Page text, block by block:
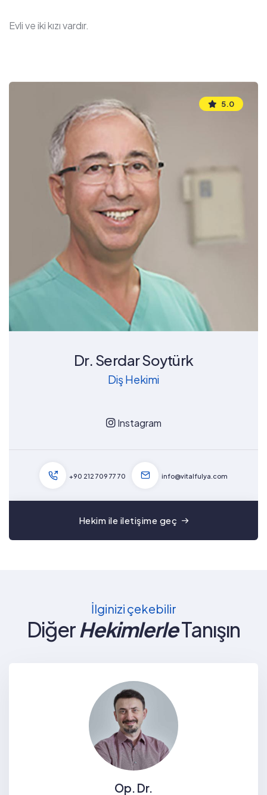
Evli ve iki kızı vardır.
5.0
Dr. Serdar Soytürk
Diş Hekimi
Instagram
+90 212 709 77 70 info@vitalfulya.com
Hekim ile iletişime geç
İlginizi çekebilir
DiğerHekimlerleTanışın
Op. Dr.